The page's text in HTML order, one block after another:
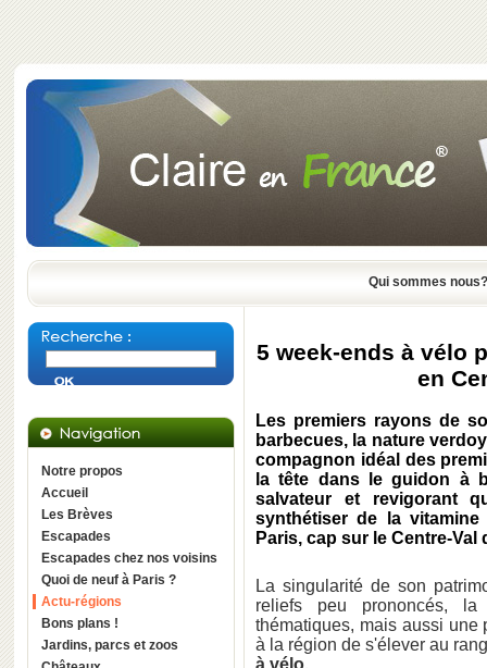
Qui sommes nous?
Notre propos
Accueil
Les Brèves
Escapades
Escapades chez nos voisins
Quoi de neuf à Paris ?
Actu-régions
Bons plans !
Jardins, parcs et zoos
5 week-ends à vélo
en
Les premiers rayons de
barbecues, la nature
compagnon idéal des
la tête dans le guidon à
salvateur et revigorant
synthétiser de la
Paris, cap sur le Centre-Val
La singularité de son
reliefs peu prononcés,
thématiques, mais aussi une
à la région de s'élever au
à vélo.